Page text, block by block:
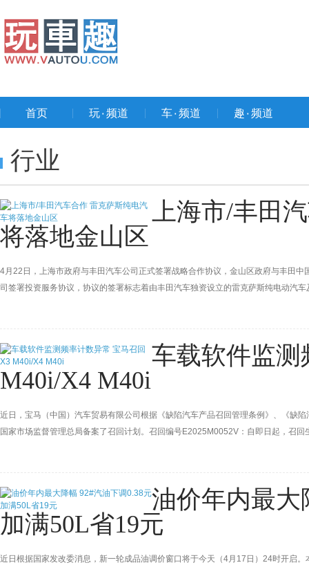
首页 玩۰频道 车۰频道 趣۰频道
行业
上海市/丰田
将落地金山区
4月22日，上海市政府与丰田汽车公司正式签署战略合作协议，金山区政府与丰田
司签署投资服务协议，协议的签署标志着由丰田汽车独资设立的雷克萨斯纯电动汽
车载软件监
M40i/X4 M40i
近日，宝马（中国）汽车贸易有限公司根据《缺陷汽车产品召回管理条例》、《缺
国家市场监督管理总局备案了召回计划。召回编号E2025M0052V：自即日起，召
油价年内最大
加满50L省19元
近日根据国家发改委消息，新一轮成品油调价窗口将于今天（4月17日）24时开启